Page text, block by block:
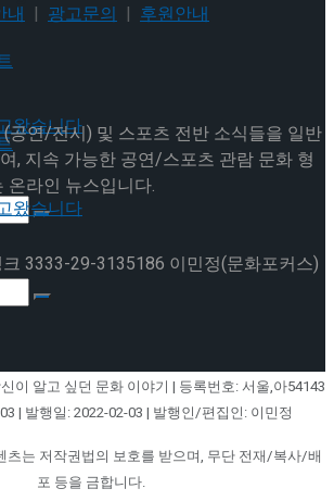
왔습니다
왔습니다
내 | 광고문의 | 후원안내
공연/전시) 및 스포츠 전반 소식들을 일반
, 지속 가능한 공연/스포츠 관람 문화 형
온라인 뉴스입니다.
3333-29-3135186 이민정(문화포커스)
이 알고 싶던 문화 이야기 | 등록번호: 서울,아54143
| 발행일: 2022-02-03 | 발행인/편집인: 이민정
츠는 저작권법의 보호를 받으며, 무단 전재/복사/배
포 등을 금합니다.